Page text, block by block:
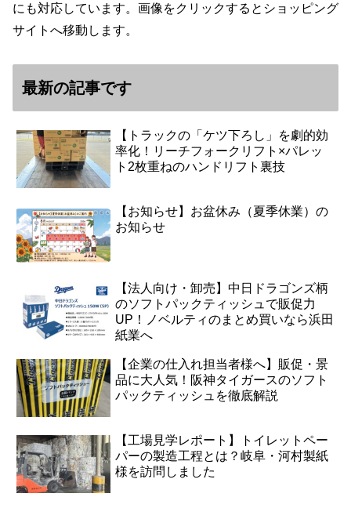
にも対応しています。画像をクリックするとショッピング
サイトへ移動します。
最新の記事です
【トラックの「ケツ下ろし」を劇的効
率化！リーチフォークリフト×パレッ
ト2枚重ねのハンドリフト裏技
【お知らせ】お盆休み（夏季休業）の
お知らせ
【法人向け・卸売】中日ドラゴンズ柄
のソフトパックティッシュで販促力
UP！ノベルティのまとめ買いなら浜田
紙業へ
【企業の仕入れ担当者様へ】販促・景
品に大人気！阪神タイガースのソフト
パックティッシュを徹底解説
【工場見学レポート】トイレットペー
パーの製造工程とは？岐阜・河村製紙
様を訪問しました